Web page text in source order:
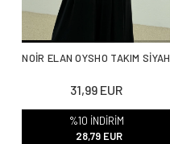
NOİR ELAN OYSHO TAKIM SİYAH
31,99 EUR
%10 İNDİRİM
28,79 EUR